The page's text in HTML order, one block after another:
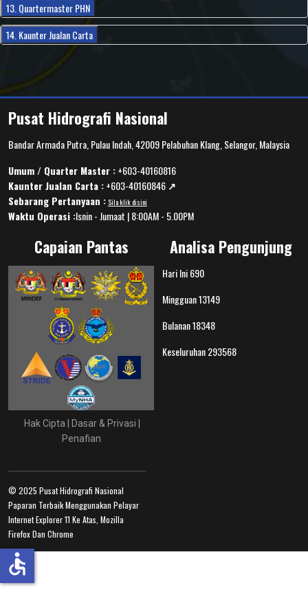
13. Quartermaster PHN
14. Kaunter Jualan Carta
Pusat Hidrografi Nasional
Bandar Armada Putra, Pulau Indah, 42009 Pelabuhan Klang, Selangor, Malaysia
Umum / Quarter Master :+603-40160816
Kaunter Jualan Carta :+603-40160846 ↗️
Sebarang Pertanyaan : Sila klik disini
Waktu Operasi :Isnin - Jumaat | 8:00AM - 5.00PM
Capaian Pantas
Hak Cipta | Dasar & Privasi |
Penafian
Analisa Pengunjung
Hari Ini690
Mingguan13149
Bulanan18348
Keseluruhan293568
© 2025 Pusat Hidrografi Nasional
Paparan Terbaik Menggunakan Pelayar
Internet Explorer 11 Ke Atas, Mozilla
Firefox Dan Chrome
accessible